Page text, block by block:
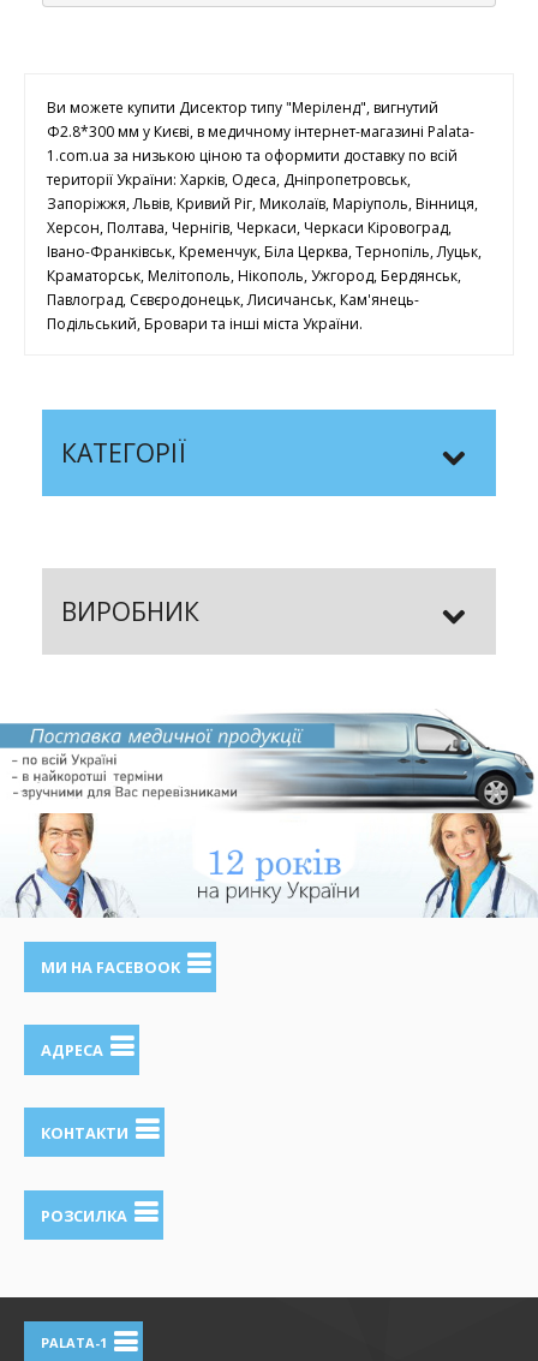
Ви можете купити Дисектор типу "Меріленд", вигнутий
Ф2.8*300 мм у Києві, в медичному інтернет-магазині Palata-
1.com.ua за низькою ціною та оформити доставку по всій
території України: Харків, Одеса, Дніпропетровськ,
Запоріжжя, Львів, Кривий Ріг, Миколаїв, Маріуполь, Вінниця,
Херсон, Полтава, Чернігів, Черкаси, Черкаси Кіровоград,
Івано-Франківськ, Кременчук, Біла Церква, Тернопіль, Луцьк,
Краматорськ, Мелітополь, Нікополь, Ужгород, Бердянськ,
Павлоград, Сєвєродонецьк, Лисичанськ, Кам'янець-
Подільський, Бровари та інші міста України.
КАТЕГОРІЇ
ВИРОБНИК
МИ НА FACEBOOK
АДРЕСА
КОНТАКТИ
РОЗСИЛКА
PALATA-1